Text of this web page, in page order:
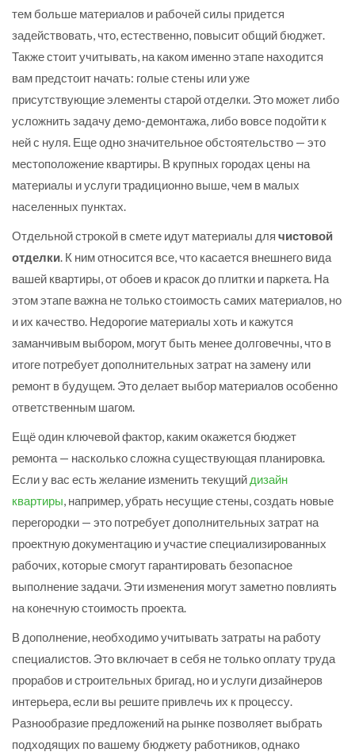
тем больше материалов и рабочей силы придется
задействовать, что, естественно, повысит общий бюджет.
Также стоит учитывать, на каком именно этапе находится
вам предстоит начать: голые стены или уже
присутствующие элементы старой отделки. Это может либо
усложнить задачу демо-демонтажа, либо вовсе подойти к
ней с нуля. Еще одно значительное обстоятельство — это
местоположение квартиры. В крупных городах цены на
материалы и услуги традиционно выше, чем в малых
населенных пунктах.
Отдельной строкой в смете идут материалы для чистовой
отделки. К ним относится все, что касается внешнего вида
вашей квартиры, от обоев и красок до плитки и паркета. На
этом этапе важна не только стоимость самих материалов, но
и их качество. Недорогие материалы хоть и кажутся
заманчивым выбором, могут быть менее долговечны, что в
итоге потребует дополнительных затрат на замену или
ремонт в будущем. Это делает выбор материалов особенно
ответственным шагом.
Ещё один ключевой фактор, каким окажется бюджет
ремонта — насколько сложна существующая планировка.
Если у вас есть желание изменить текущий дизайн
квартиры, например, убрать несущие стены, создать новые
перегородки — это потребует дополнительных затрат на
проектную документацию и участие специализированных
рабочих, которые смогут гарантировать безопасное
выполнение задачи. Эти изменения могут заметно повлиять
на конечную стоимость проекта.
В дополнение, необходимо учитывать затраты на работу
специалистов. Это включает в себя не только оплату труда
прорабов и строительных бригад, но и услуги дизайнеров
интерьера, если вы решите привлечь их к процессу.
Разнообразие предложений на рынке позволяет выбрать
подходящих по вашему бюджету работников, однако